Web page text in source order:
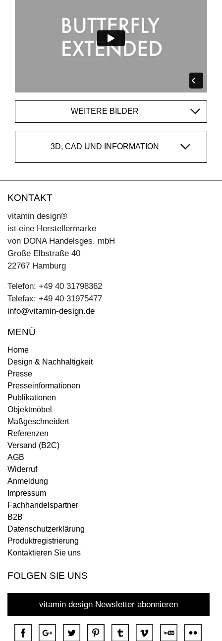
WEITERE BILDER
3D, CAD UND INFORMATION
KONTAKT
vitamin design®
ist eine Herstellermarke
von DONA Handelsges. mbH
Große Elbstraße 40
22767 Hamburg
Telefon: +49 40 31798362
Telefax: +49 40 31975477
info@vitamin-design.de
MENÜ
Home
Design & Nachhaltigkeit
Presse
Presseinformationen
Publikationen
Objektmöbel
Maßgeschneidert
Referenzen
Versand (B2C)
AGB
Widerruf
Anmeldung
Impressum
Fachhandelspartner
B2B
Datenschutzerklärung
Produktregistrierung
Kontaktieren Sie uns
FOLGEN SIE UNS
vitamin design Newsletter abonnieren